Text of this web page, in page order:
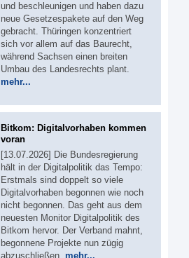
und beschleunigen und haben dazu
neue Gesetzespakete auf den Weg
gebracht. Thüringen konzentriert
sich vor allem auf das Baurecht,
während Sachsen einen breiten
Umbau des Landesrechts plant.
mehr...
Bitkom: Digitalvorhaben kommen
voran
[13.07.2026] Die Bundesregierung
hält in der Digitalpolitik das Tempo:
Erstmals sind doppelt so viele
Digitalvorhaben begonnen wie noch
nicht begonnen. Das geht aus dem
neuesten Monitor Digitalpolitik des
Bitkom hervor. Der Verband mahnt,
begonnene Projekte nun zügig
abzuschließen. mehr...